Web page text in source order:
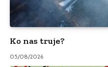
Ko nas truje?
05/08/2026